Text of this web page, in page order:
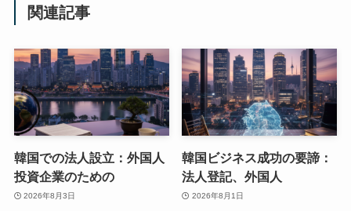
関連記事
韓国での法人設立：外国人
投資企業のための
2026年8月3日
韓国ビジネス成功の要諦：
法人登記、外国人
2026年8月1日